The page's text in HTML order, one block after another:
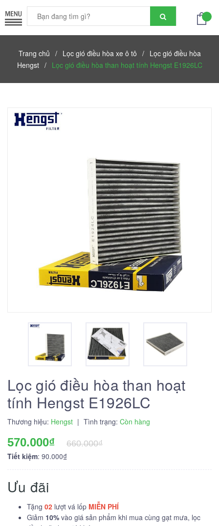
Trang chủ / Lọc gió điều hòa xe ô tô / Lọc gió điều hòa
Hengst / Lọc gió điều hòa than hoạt tính Hengst E1926LC
Lọc gió điều hòa than hoạt
tính Hengst E1926LC
Thương hiệu: Hengst | Tình trạng: Còn hàng
570.000₫
660.000₫
Tiết kiệm: 90.000₫
Ưu đãi
Tặng 02 lượt vá lốp MIỄN PHÍ
Giảm 10% vào giá sản phẩm khi mua cùng gạt mưa, lọc